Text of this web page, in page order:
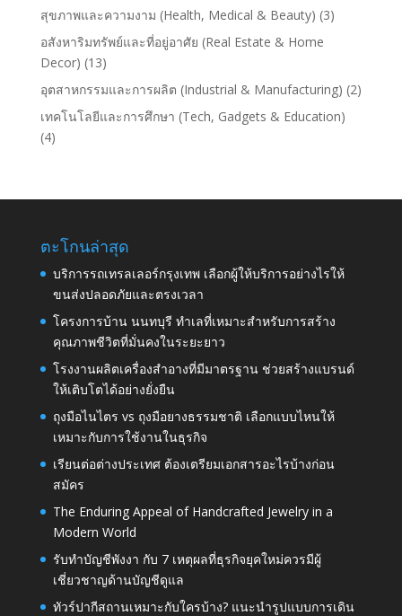
สุขภาพและความงาม (Health, Medical & Beauty) (3)
อสังหาริมทรัพย์และที่อยู่อาศัย (Real Estate & Home
Decor) (13)
อุตสาหกรรมและการผลิต (Industrial & Manufacturing) (2)
เทคโนโลยีและการศึกษา (Tech, Gadgets & Education)
(4)
ตะโกนล่าสุด
บริการรถเทรลเลอร์กรุงเทพ เลือกผู้ให้บริการอย่างไรให้
ขนส่งปลอดภัยและตรงเวลา
โครงการบ้าน นนทบุรี ทำเลที่เหมาะสำหรับการสร้าง
คุณภาพชีวิตที่มั่นคงในระยะยาว
โรงงานผลิตเครื่องสำอางที่มีมาตรฐาน ช่วยสร้างแบรนด์
ให้เติบโตได้อย่างยั่งยืน
ถุงมือไนไตร vs ถุงมือยางธรรมชาติ เลือกแบบไหนให้
เหมาะกับการใช้งานในธุรกิจ
เรียนต่อต่างประเทศ ต้องเตรียมเอกสารอะไรบ้างก่อน
สมัคร
The Enduring Appeal of Handcrafted Jewelry in a
Modern World
รับทำบัญชีพังงา กับ 7 เหตุผลที่ธุรกิจยุคใหม่ควรมีผู้
เชี่ยวชาญด้านบัญชีดูแล
ทัวร์ปากีสถานเหมาะกับใครบ้าง? แนะนำรูปแบบการเดิน